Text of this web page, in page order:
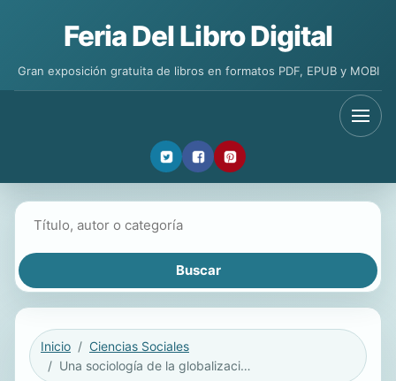
Feria Del Libro Digital
Gran exposición gratuita de libros en formatos PDF, EPUB y MOBI
Inicio
Ciencias Sociales
Una sociología de la globalización